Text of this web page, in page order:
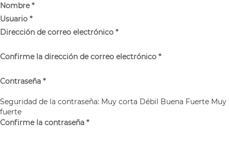
Nombre*
Usuario *
Dirección de correo electrónico *
Confirme la dirección de correo electrónico *
Contraseña *
Seguridad de la contraseña: Muy corta Débil Buena Fuerte Muy
fuerte
Confirme la contraseña *